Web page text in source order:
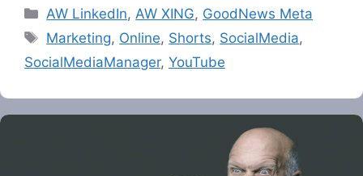
Categories
AW LinkedIn, AW XING, GoodNews Meta
Tags
Marketing, Online, Shorts, SocialMedia,
SocialMediaManager, YouTube